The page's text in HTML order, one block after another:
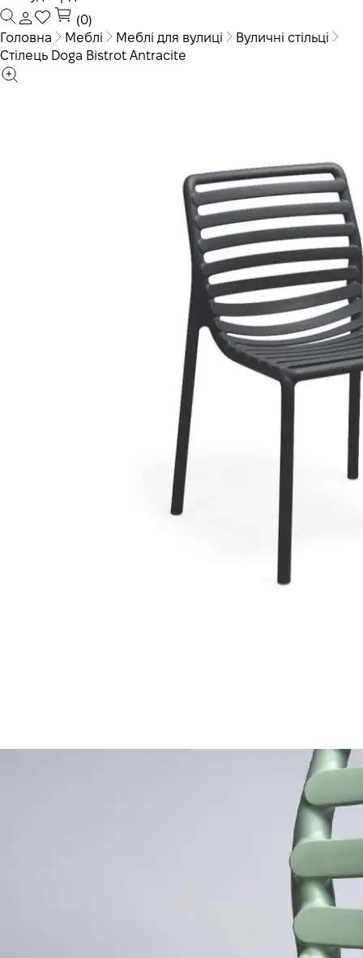
(0)
Головна
Меблі Меблі для вулиці
Вуличні стільці
Стілець Doga Bistrot Antracite